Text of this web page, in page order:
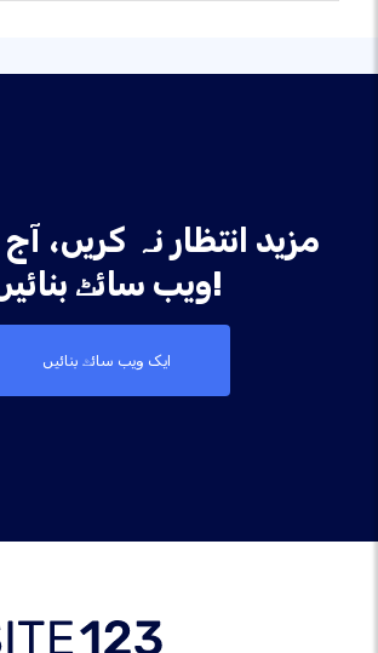
مزید انتظار نہ کریں،
ویب سائٹ بنائیں!
ایک ویب سائٹ بنائیں